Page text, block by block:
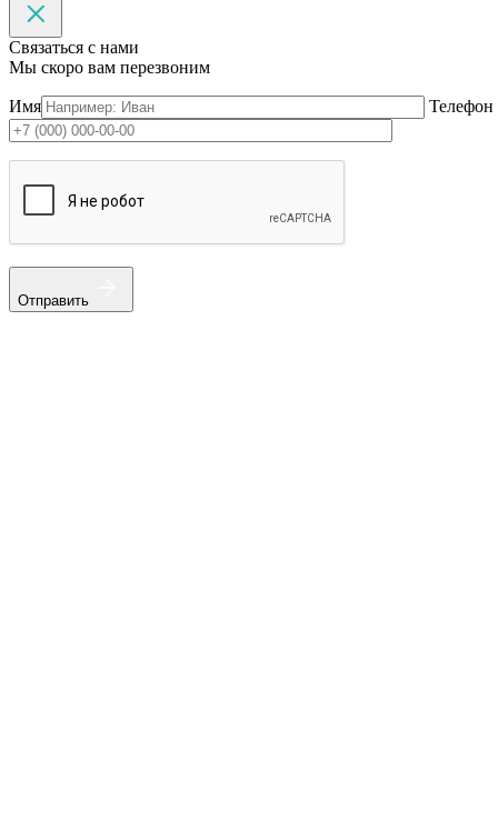
Связаться с нами
Мы скоро вам перезвоним
Имя Телефон
Отправить